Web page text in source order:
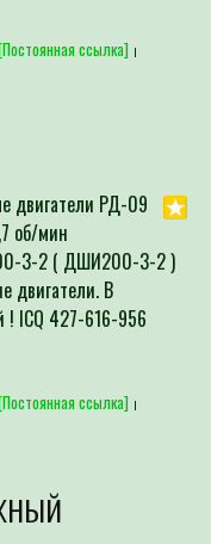
ссылка]
двигатели РД-09
об/мин
3-2 ( ДШИ200-3-2 )
В
! ICQ 427-616-956
ссылка]